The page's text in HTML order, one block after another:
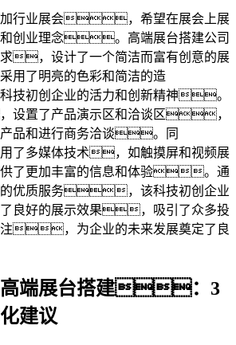
加行业展会，希望在展会上展
和创业理念。高端展台搭建公司
，设计了一个简洁而富有创意的展
了明亮的色彩和简洁的造
初创企业的活力和创新精神。
置了产品演示区和洽谈区，
产品和进行商务洽谈。同
了多媒体技术，如触摸屏和视频展
了更加丰富的信息和体验。通
的优质服务，该科技初创企业
了良好的展示效果，吸引了众多投
注，为企业的未来发展奠定了良
端展台搭建：3
建议